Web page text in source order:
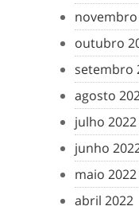
novembro
outubro
setembro
agosto
julho 2022
junho
maio 2022
abril 2022